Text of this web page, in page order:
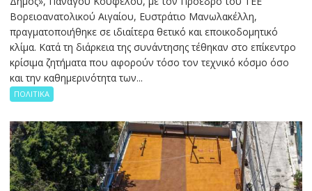
Βορειοανατολικού Αιγαίου, Ευστράτιο Μανωλακέλλη,
πραγματοποιήθηκε σε ιδιαίτερα θετικό και εποικοδομητικό
κλίμα. Κατά τη διάρκεια της συνάντησης τέθηκαν στο επίκεντρο
κρίσιμα ζητήματα που αφορούν τόσο τον τεχνικό κόσμο όσο
και την καθημερινότητα των...
ΠΟΛΙΤΙΚΑ